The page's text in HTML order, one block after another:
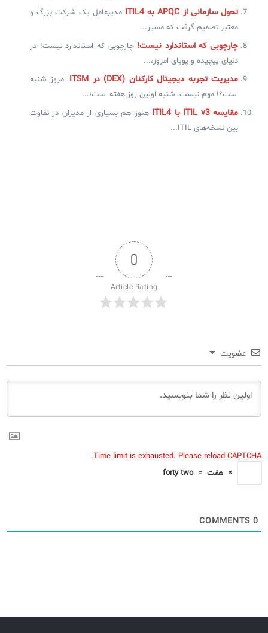
تحول سازمانی از APQC به ITIL4
مدیرعامل یک شرکت بزرگ و
معتبر تصمیم گرفت که مسیر...
چارچوبی که استاندارد نیست! چارچوبی که استاندارد نیست! در
دنیای پیچیده و پویای امروز،...
مدیریت تجربه دیجیتال کارکنان (DEX) در ITSM
امروز شنبه
است؟! مهم نیست. شنبه اولین روز هفته است؛...
مقایسه ITIL v3 با ITIL4
هنوز هم بسیاری از مدیران در تفاوت
بین نسخه‌های ITIL...
0
Article Rating
عضویت
Time limit is exhausted. Please reload CAPTCHA.
× هفت =
forty two
0
ManageEngine Malware Protection Plus
سامانه مدیریت و مانیتورینگ شبکه
سامانه آزمون آنلاین